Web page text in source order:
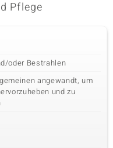
Pflege
oder Bestrahlen
angewandt, um
und zu